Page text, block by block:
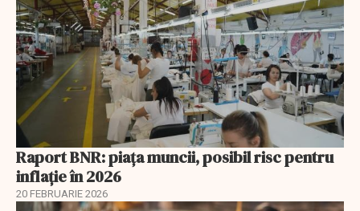
Raport BNR: piața muncii, posibil risc pentru
inflație în 2026
20 FEBRUARIE 2026